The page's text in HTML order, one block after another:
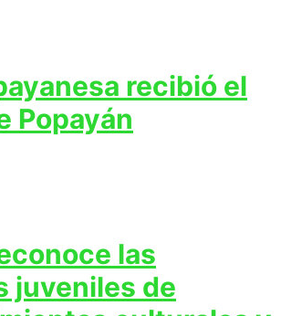
recibió el
Popayán
las
juveniles de